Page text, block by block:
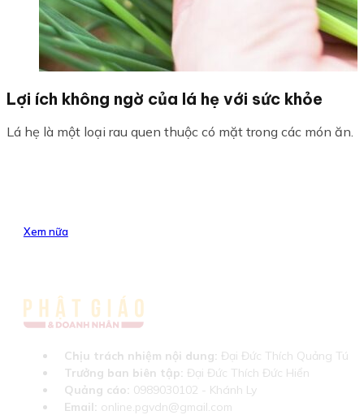
Lợi ích không ngờ của lá hẹ với sức khỏe
Lá hẹ là một loại rau quen thuộc có mặt trong các món ăn.
Xem nữa
Chịu trách nhiệm nội dung: Đại Đức Thích Quảng Tú
Trưởng ban biên tập: Đại Đức Thích Đức Hiển
Quảng cáo: 0989030102 - Khánh Ly
Email: online.pgvdn@gmail.com